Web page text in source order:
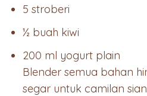
5 stroberi
½ buah kiwi
200 ml yogurt plain
Blender semua bahan
segar untuk camilan